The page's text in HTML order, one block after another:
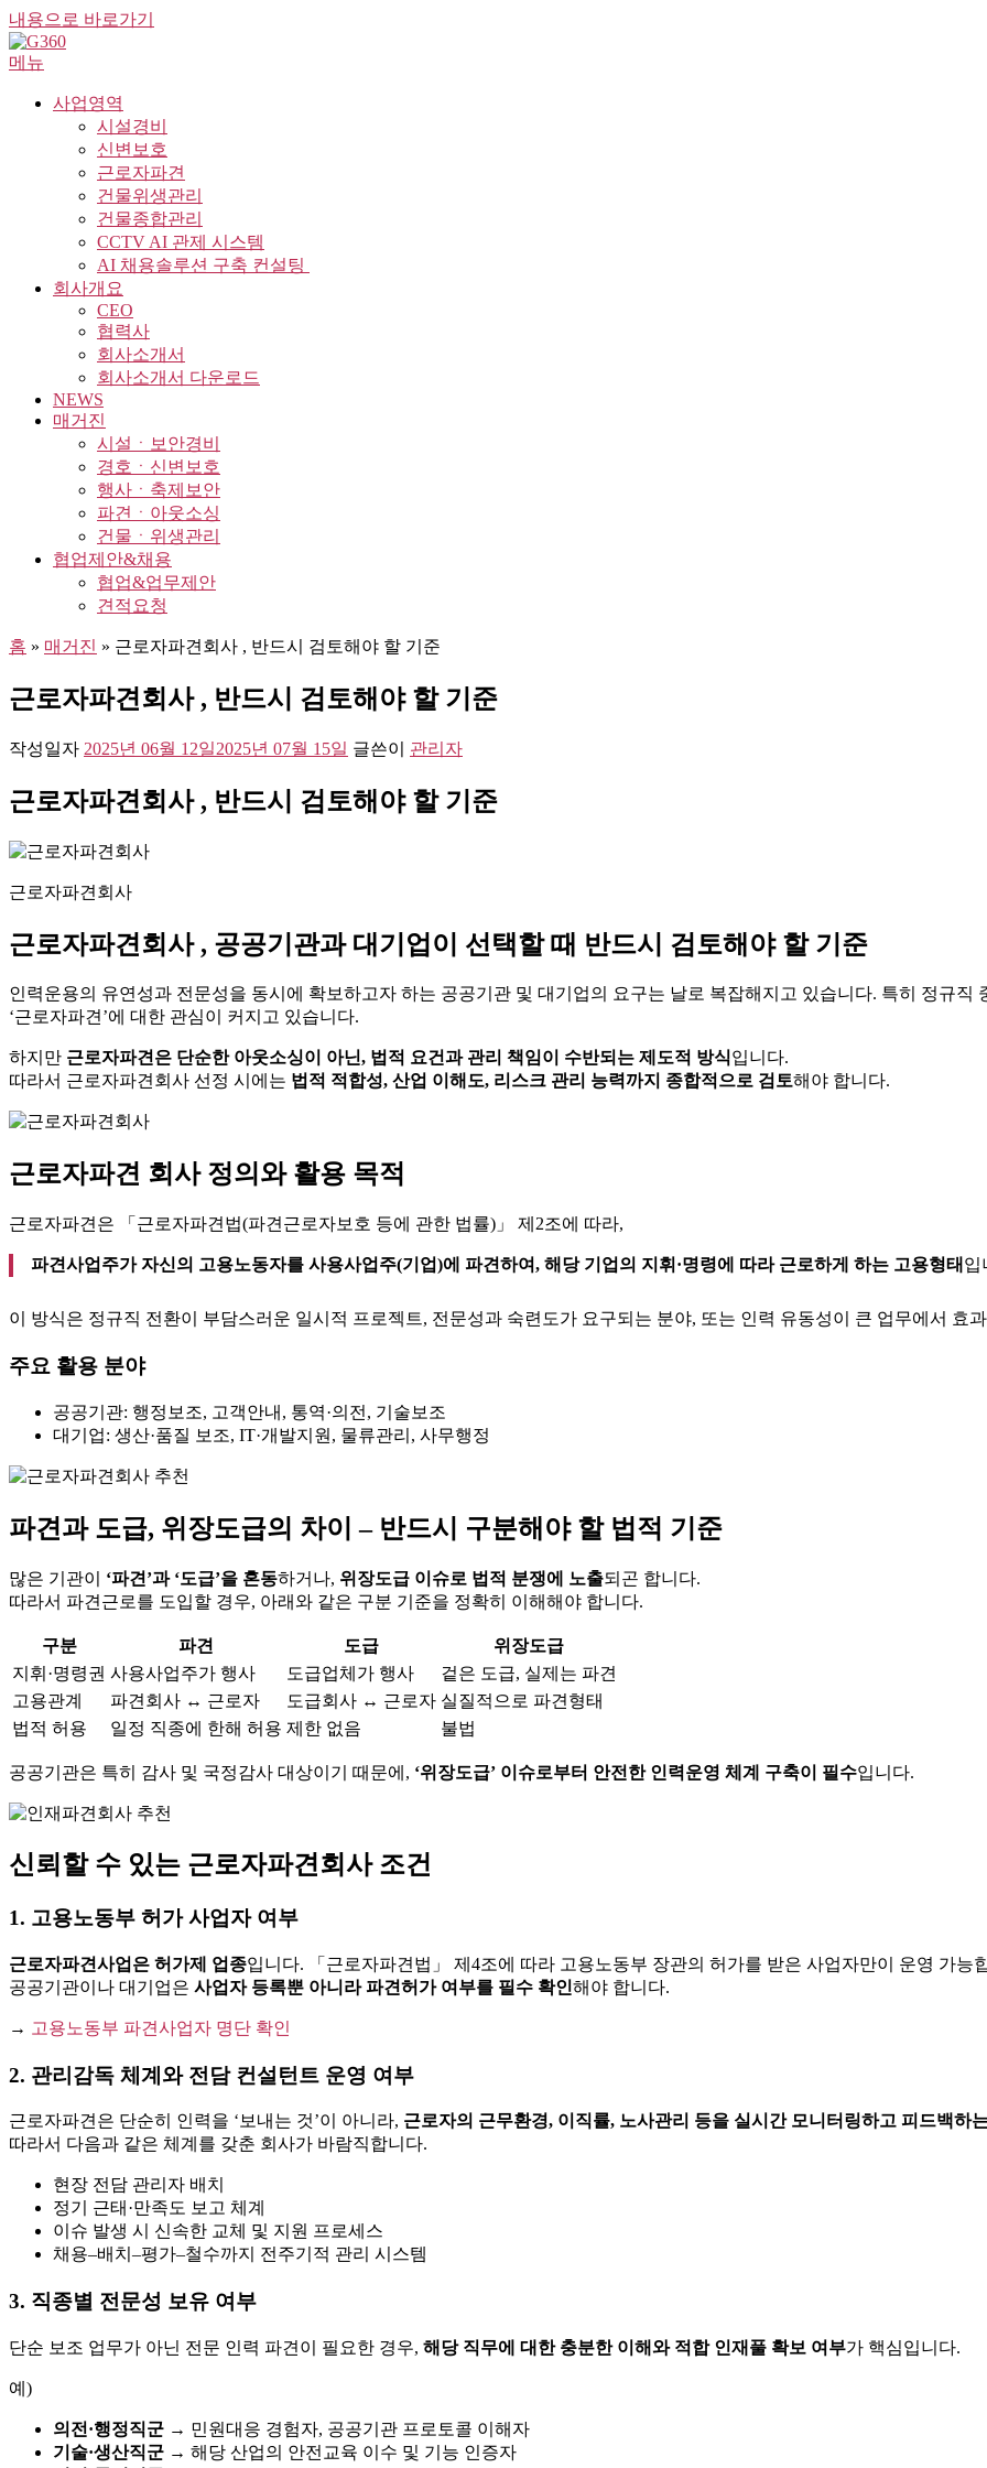
내용으로 바로가기
메뉴
사업영역
시설경비
신변보호
근로자파견
건물위생관리
건물종합관리
CCTV AI 관제 시스템
AI 채용솔루션 구축 컨설팅 ​
회사개요
CEO
협력사
회사소개서
회사소개서 다운로드
NEWS
매거진
시설ㆍ보안경비
경호ㆍ신변보호
행사ㆍ축제보안
파견ㆍ아웃소싱
건물ㆍ위생관리
협업제안&채용
협업&업무제안
견적요청
홈 » 매거진 » 근로자파견회사 , 반드시 검토해야 할 기준
근로자파견회사 , 반드시 검토해야 할 기준
작성일자 2025년 06월 12일2025년 07월 15일 글쓴이 관리자
근로자파견회사 , 반드시 검토해야 할 기준
근로자파견회사
근로자파견회사 , 공공기관과 대기업이 선택할 때 반드시 검토해야 할 기준
인력운용의 유연성과 전문성을 동시에 확보하고자 하는 공공기관 및 대기업의 요구는 날로 복잡해지고 있습니다. 특히 정규
‘근로자파견’에 대한 관심이 커지고 있습니다.
하지만 근로자파견은 단순한 아웃소싱이 아닌, 법적 요건과 관리 책임이 수반되는 제도적 방식입니다.
따라서 근로자파견회사 선정 시에는 법적 적합성, 산업 이해도, 리스크 관리 능력까지 종합적으로 검토해야 합니다.
근로자파견 회사 정의와 활용 목적
근로자파견은 「근로자파견법(파견근로자보호 등에 관한 법률)」 제2조에 따라,
파견사업주가 자신의 고용노동자를 사용사업주(기업)에 파견하여, 해당 기업의 지휘·명령에 따라 근로하게 하는 고용형태 입
이 방식은 정규직 전환이 부담스러운 일시적 프로젝트, 전문성과 숙련도가 요구되는 분야, 또는 인력 유동성이 큰 업무에서 효
주요 활용 분야
공공기관: 행정보조, 고객안내, 통역·의전, 기술보조
대기업: 생산·품질 보조, IT·개발지원, 물류관리, 사무행정
파견과 도급, 위장도급의 차이 – 반드시 구분해야 할 법적 기준
많은 기관이 ‘파견’과 ‘도급’을 혼동하거나, 위장도급 이슈로 법적 분쟁에 노출되곤 합니다.
따라서 파견근로를 도입할 경우, 아래와 같은 구분 기준을 정확히 이해해야 합니다.
구분 파견 도급
위장도급
지휘·명령권 사용사업주가 행사 도급업체가 행사
겉은 도급, 실제는 파견
고용관계
파견회사 ↔ 근로자 도급회사 ↔ 근로자 실질적으로 파견형태
법적 허용
일정 직종에 한해 허용 제한 없음 불법
공공기관은 특히 감사 및 국정감사 대상이기 때문에, ‘위장도급’ 이슈로부터 안전한 인력운영 체계 구축이 필수입니다.
신뢰할 수 있는 근로자파견회사 조건
1. 고용노동부 허가 사업자 여부
근로자파견사업은 허가제 업종입니다. 「근로자파견법」 제4조에 따라 고용노동부 장관의 허가를 받은 사업자만이 운영 가능
공공기관이나 대기업은 사업자 등록뿐 아니라 파견허가 여부를 필수 확인해야 합니다.
→ 고용노동부 파견사업자 명단 확인
2. 관리감독 체계와 전담 컨설턴트 운영 여부
근로자파견은 단순히 인력을 ‘보내는 것’이 아니라, 근로자의 근무환경, 이직률, 노사관리 등을 실시간 모니터링하고 피드백하
따라서 다음과 같은 체계를 갖춘 회사가 바람직합니다.
현장 전담 관리자 배치
정기 근태·만족도 보고 체계
이슈 발생 시 신속한 교체 및 지원 프로세스
채용–배치–평가–철수까지 전주기적 관리 시스템
3. 직종별 전문성 보유 여부
단순 보조 업무가 아닌 전문 인력 파견이 필요한 경우, 해당 직무에 대한 충분한 이해와 적합 인재풀 확보 여부가 핵심입니다.
예)
의전·행정직군 → 민원대응 경험자, 공공기관 프로토콜 이해자
기술·생산직군 → 해당 산업의 안전교육 이수 및 기능 인증자